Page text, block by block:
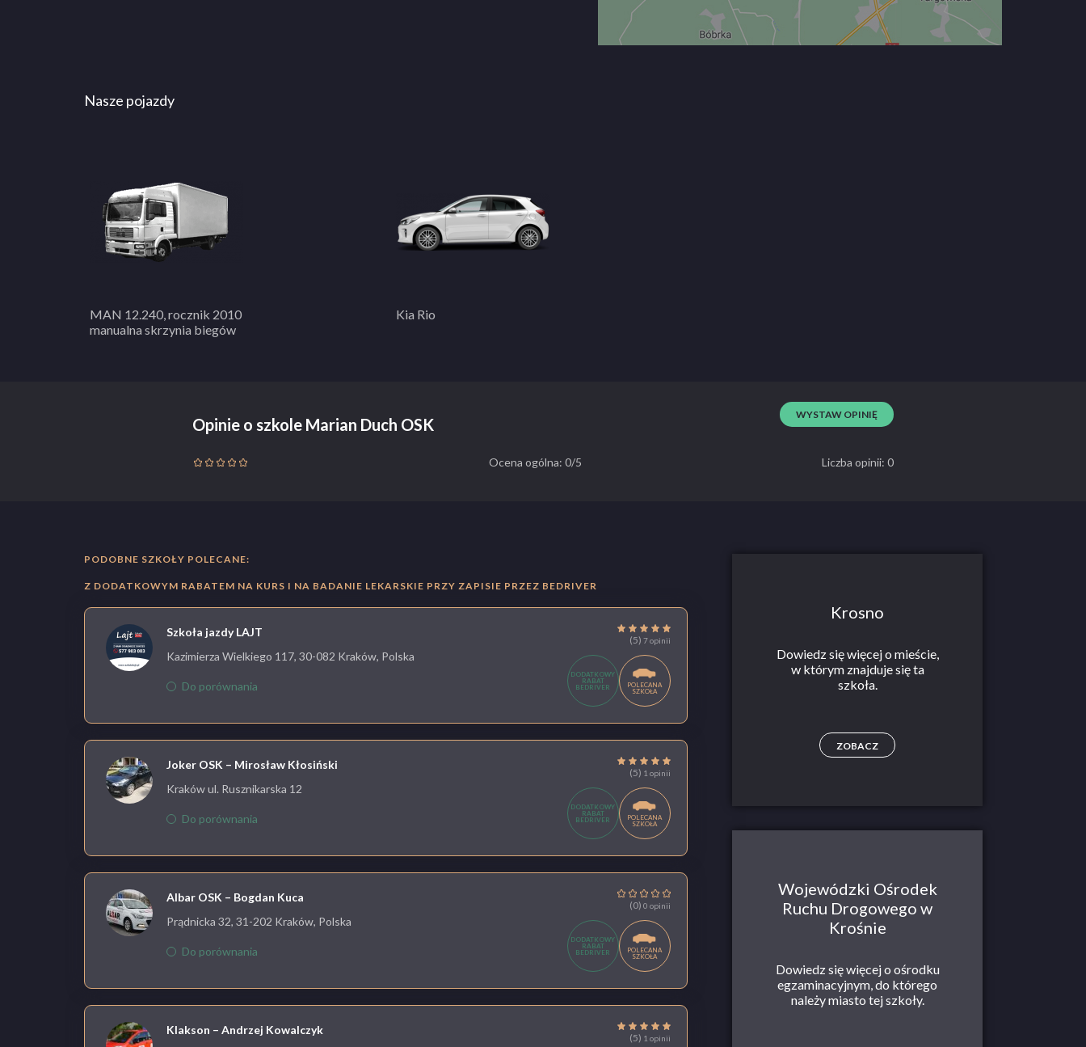
Nasze pojazdy
MAN 12.240, rocznik 2010
manualna skrzynia biegów
Kia Rio
Opinie o szkole Marian Duch OSK
WYSTAW OPINIĘ
Ocena ogólna: 0/5 Liczba opinii: 0
PODOBNE SZKOŁY POLECANE:
Z DODATKOWYM RABATEM NA KURS I NA BADANIE LEKARSKIE PRZY ZAPISIE PRZEZ BEDRIVER
Szkoła jazdy LAJT
(5) 7 opinii
Kazimierza Wielkiego 117, 30-082 Kraków, Polska
Do porównania
DODATKOWY
RABAT
BEDRIVER
POLECANA
SZKOŁA
Joker OSK – Mirosław Kłosiński
(5) 1 opinii
Kraków ul. Rusznikarska 12
Do porównania
DODATKOWY
RABAT
BEDRIVER
POLECANA
SZKOŁA
Albar OSK – Bogdan Kuca
(0) 0 opinii
Prądnicka 32, 31-202 Kraków, Polska
Do porównania
DODATKOWY
RABAT
BEDRIVER
POLECANA
SZKOŁA
Klakson – Andrzej Kowalczyk
(5) 1 opinii
Krosno
Dowiedz się więcej o mieście,
w którym znajduje się ta
szkoła.
ZOBACZ
Wojewódzki Ośrodek
Ruchu Drogowego w
Krośnie
Dowiedz się więcej o ośrodku
egzaminacyjnym, do którego
należy miasto tej szkoły.